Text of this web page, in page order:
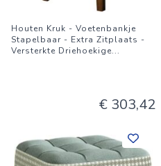
Houten Kruk - Voetenbankje
Stapelbaar - Extra Zitplaats -
Versterkte Driehoekige...
€ 303,42